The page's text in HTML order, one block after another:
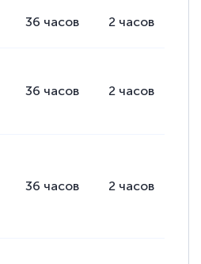
36 часов 2 часов
36 часов 2 часов
36 часов 2 часов